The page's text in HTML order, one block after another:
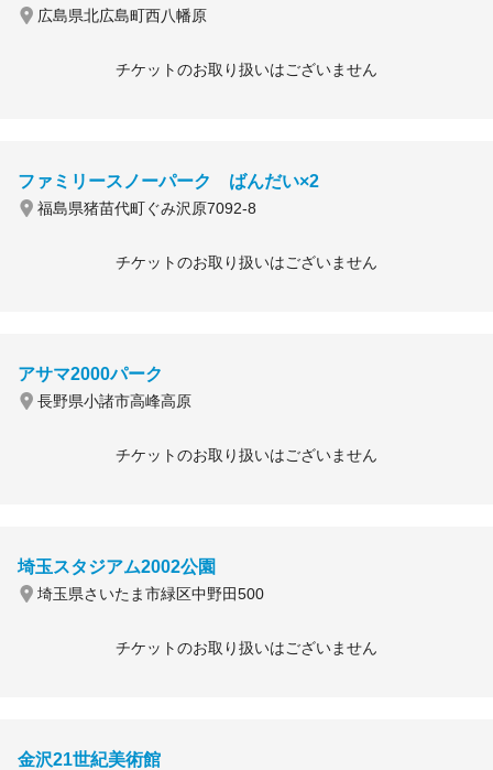
広島県北広島町西八幡原
チケットのお取り扱いはございません
ファミリースノーパーク ばんだい×2
福島県猪苗代町ぐみ沢原7092-8
チケットのお取り扱いはございません
アサマ2000パーク
長野県小諸市高峰高原
チケットのお取り扱いはございません
埼玉スタジアム2002公園
埼玉県さいたま市緑区中野田500
チケットのお取り扱いはございません
金沢21世紀美術館